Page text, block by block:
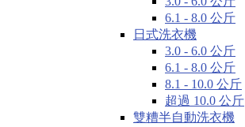
6.1 - 8.0 公斤
日式洗衣機
3.0 - 6.0 公斤
6.1 - 8.0 公斤
8.1 - 10.0 公斤
超過 10.0 公斤
雙糟半自動洗衣機